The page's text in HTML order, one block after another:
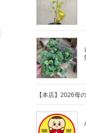
【本店】2026母